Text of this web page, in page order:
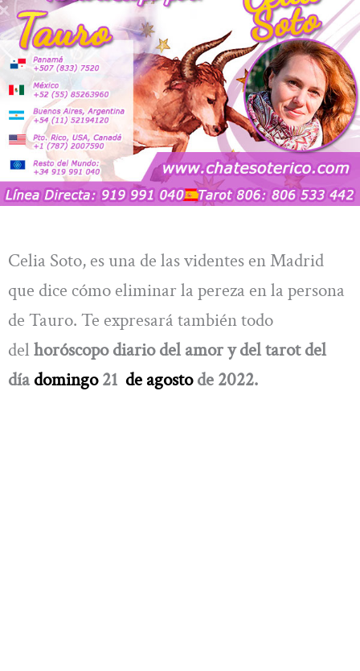
Celia Soto, es una de las videntes en Madrid
que dice cómo eliminar la pereza en la persona
de Tauro. Te expresará también todo
del horóscopo diario del amor y del tarot del
día domingo21 de agosto de 2022.